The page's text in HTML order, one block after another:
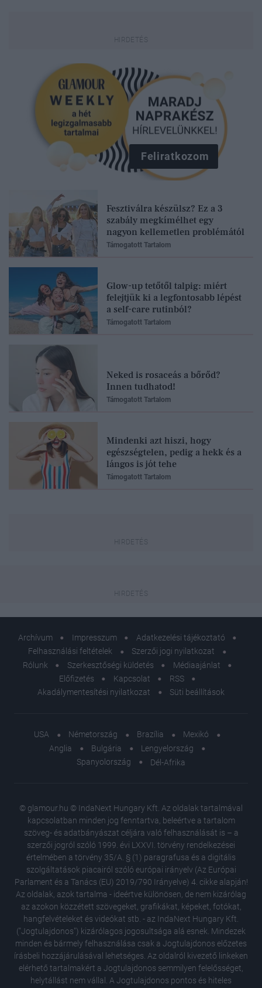
Feliratkozom
Fesztiválra készülsz? Ez a 3
szabály megkímélhet egy
nagyon kellemetlen problémától
Támogatott Tartalom
Glow-up tetőtől talpig: miért
felejtjük ki a legfontosabb lépést
a self-care rutinból?
Támogatott Tartalom
Neked is rosaceás a bőrőd?
Innen tudhatod!
Támogatott Tartalom
Mindenki azt hiszi, hogy
egészségtelen, pedig a hekk és a
lángos is jót tehe
Támogatott Tartalom
Archívum Impresszum
Adatkezelési tájékoztató
Felhasználási feltételek
Szerzői jogi nyilatkozat
Rólunk
Szerkesztőségi küldetés
Médiaajánlat
Előfizetés
Kapcsolat
RSS
Akadálymentesítési nyilatkozat
Süti beállítások
USA Németország Brazília
Mexikó
Anglia
Bulgária
Lengyelország
Spanyolország
Dél-Afrika
© glamour.hu © IndaNext Hungary Kft. Az oldalak tartalmával
kapcsolatban minden jog fenntartva, beleértve a tartalom
szöveg- és adatbányászat céljára való felhasználását is – a
szerzői jogról szóló 1999. évi LXXVI. törvény rendelkezései
értelmében a törvény 35/A. § (1) paragrafusa és a digitális
szolgáltatások piacairól szóló európai irányelv (Az Európai
Parlament és a Tanács (EU) 2019/790 Irányelve) 4. cikke alapján!
Az oldalak, azok tartalma - ideértve különösen, de nem kizárólag
az azokon közzétett szövegeket, grafikákat, képeket, fotókat,
hangfelvételeket és videókat stb. - az IndaNext Hungary Kft.
("Jogtulajdonos") kizárólagos jogosultsága alá esnek. Mindezek
minden és bármely felhasználása csak a Jogtulajdonos előzetes
írásbeli hozzájárulásával lehetséges. Az oldalról kivezető linkeken
elérhető tartalmakért a Jogtulajdonos semmilyen felelősséget,
helytállást nem vállal. A Jogtulajdonos pontos és hiteles